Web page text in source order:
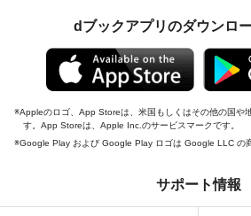
dブックアプリのダウンロ
Appleのロゴ、App Storeは、米国もしくはその他の国や
す。App Storeは、Apple Inc.のサービスマークです。
Google Play および Google Play ロゴは Google LLC の
サポート情報